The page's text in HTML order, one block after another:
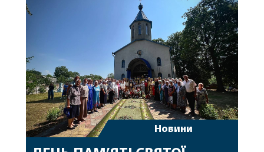
особливі молитви за мир в Україні, за воїнів, які
Новини